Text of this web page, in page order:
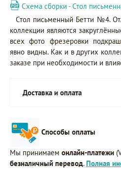
Схема сборки - Стол
Стол письменный Бетти №4.
коллекции являются
всех фото фрезеровки
явно видны. Как и в других
заказе при необходимости и
Доставка и оплата
Способы оплаты
Мы принимаем онлайн-платежи
безналичный перевод. Полная